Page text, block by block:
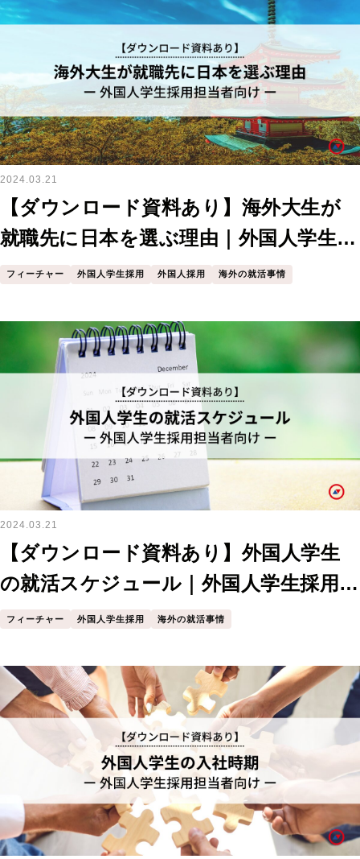
2024.03.21
【ダウンロード資料あり】海外大生が
就職先に日本を選ぶ理由｜外国人学生採
用担当者向け
フィーチャー 外国人学生採用 外国人採用 海外の就活事情
2024.03.21
【ダウンロード資料あり】外国人学生
の就活スケジュール｜外国人学生採用担
当者向け
フィーチャー 外国人学生採用 海外の就活事情